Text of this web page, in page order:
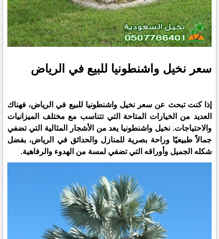
سعر نخيل واشنطونيا للبيع في الرياض
إذا كنت تبحث عن سعر نخيل واشنطونيا للبيع في الرياض، فهناك
العديد من الخيارات المتاحة التي تتناسب مع مختلف الميزانيات
والاحتياجات. نخيل واشنطونيا يعد من الأشجار المثالية التي تضفي
جمالاً طبيعيًا وراحة بصرية للمنازل والحدائق في الرياض، بفضل
شكله الجميل وأوراقه التي تضفي لمسة من الهدوء والرفاهية.